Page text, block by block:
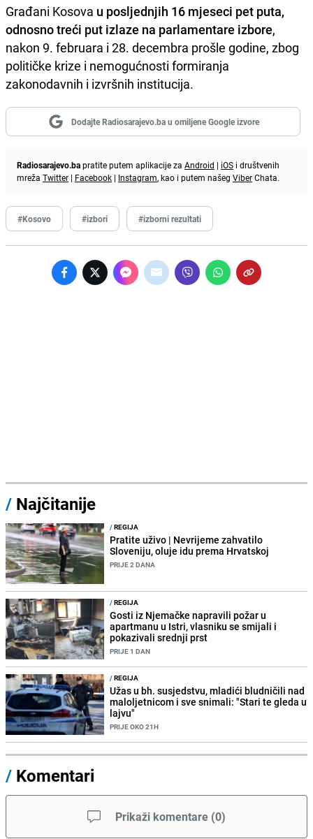
Građani Kosova u posljednjih 16 mjeseci pet puta,
odnosno treći put izlaze na parlamentare izbore,
nakon 9. februara i 28. decembra prošle godine, zbog
političke krize i nemogućnosti formiranja
zakonodavnih i izvršnih institucija.
Dodajte Radiosarajevo.ba u omiljene Google izvore
Radiosarajevo.bapratite putem aplikacije za Android | iOS i društvenih
mreža Twitter | Facebook | Instagram, kao i putem našeg ViberChata.
#Kosovo #izbori #izborni rezultati
/ Najčitanije
/REGIJA
Pratite uživo | Nevrijeme zahvatilo
Sloveniju, oluje idu prema Hrvatskoj
PRIJE 2 DANA
/REGIJA
Gosti iz Njemačke napravili požar u
apartmanu u Istri, vlasniku se smijali i
pokazivali srednji prst
PRIJE 1 DAN
/REGIJA
Užas u bh. susjedstvu, mladići bludničili nad
maloljetnicom i sve snimali: "Stari te gleda u
lajvu"
PRIJE OKO 21H
/ Komentari
Prikaži komentare (0)